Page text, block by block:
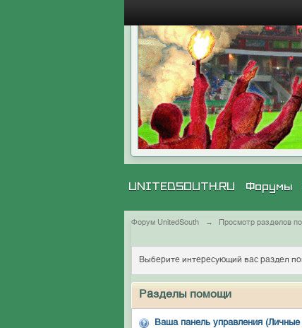
UNITEDSOUTH.RU Форумы
Форум UnitedSouth → Просмотр разделов
Выберите интересующий вас раздел
Разделы помощи
Ваша панель управления